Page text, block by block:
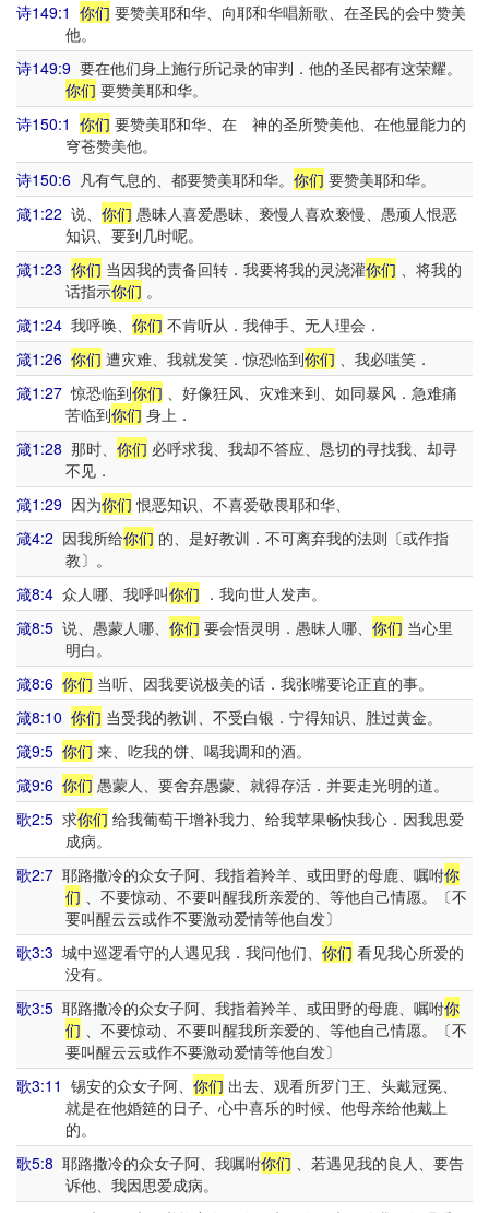
诗149:1 你们 要赞美耶和华、向耶和华唱新歌、在圣民的会中赞美
他。
诗149:9 要在他们身上施行所记录的审判．他的圣民都有这荣耀。
你们 要赞美耶和华。
诗150:1 你们 要赞美耶和华、在 神的圣所赞美他、在他显能力的
穹苍赞美他。
诗150:6 凡有气息的、都要赞美耶和华。 你们 要赞美耶和华。
箴1:22 说、 你们 愚昧人喜爱愚昧、亵慢人喜欢亵慢、愚顽人恨恶
知识、要到几时呢。
箴1:23 你们 当因我的责备回转．我要将我的灵浇灌你们 、将我的
话指示你们 。
箴1:24 我呼唤、 你们 不肯听从．我伸手、无人理会．
箴1:26 你们 遭灾难、我就发笑．惊恐临到你们 、我必嗤笑．
箴1:27 惊恐临到你们 、好像狂风、灾难来到、如同暴风．急难痛
苦临到你们 身上．
箴1:28 那时、 你们 必呼求我、我却不答应、恳切的寻找我、却寻
不见．
箴1:29 因为你们 恨恶知识、不喜爱敬畏耶和华、
箴4:2 因我所给你们 的、是好教训．不可离弃我的法则〔或作指
教〕。
箴8:4 众人哪、我呼叫你们 ．我向世人发声。
箴8:5 说、愚蒙人哪、 你们 要会悟灵明．愚昧人哪、 你们 当心里
明白。
箴8:6 你们 当听、因我要说极美的话．我张嘴要论正直的事。
箴8:10 你们 当受我的教训、不受白银．宁得知识、胜过黄金。
箴9:5 你们 来、吃我的饼、喝我调和的酒。
箴9:6 你们 愚蒙人、要舍弃愚蒙、就得存活．并要走光明的道。
歌2:5 求你们 给我葡萄干增补我力、给我苹果畅快我心．因我思爱
成病。
歌2:7 耶路撒冷的众女子阿、我指着羚羊、或田野的母鹿、嘱咐你
们 、不要惊动、不要叫醒我所亲爱的、等他自己情愿。〔不
要叫醒云云或作不要激动爱情等他自发〕
歌3:3 城中巡逻看守的人遇见我．我问他们、 你们 看见我心所爱的
没有。
歌3:5 耶路撒冷的众女子阿、我指着羚羊、或田野的母鹿、嘱咐你
们 、不要惊动、不要叫醒我所亲爱的、等他自己情愿。〔不
要叫醒云云或作不要激动爱情等他自发〕
歌3:11 锡安的众女子阿、 你们 出去、观看所罗门王、头戴冠冕、
就是在他婚筵的日子、心中喜乐的时候、他母亲给他戴上
的。
歌5:8 耶路撒冷的众女子阿、我嘱咐你们 、若遇见我的良人、要告
诉他、我因思爱成病。